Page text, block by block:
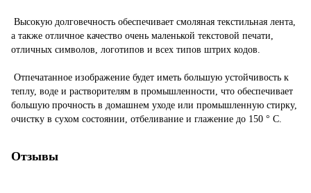
Высокую долговечность обеспечивает смоляная текстильная лента,
а также отличное качество очень маленькой текстовой печати,
отличных символов, логотипов и всех типов штрих кодов.
Отпечатанное изображение будет иметь большую устойчивость к
теплу, воде и растворителям в промышленности, что обеспечивает
большую прочность в домашнем уходе или промышленную стирку,
очистку в сухом состоянии, отбеливание и глажение до 150 ° C.
Отзывы